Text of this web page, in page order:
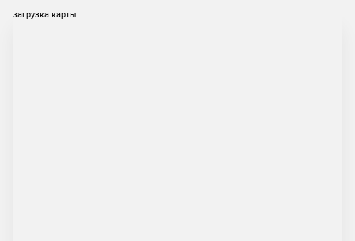
загрузка карты...